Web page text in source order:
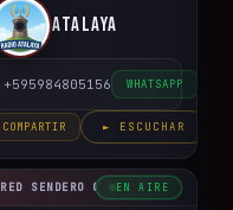
Atalaya
+595984805156 WHATSAPP
COMPARTIR ► ESCUCHAR
RED SENDERO CRISTIANO
EN AIRE